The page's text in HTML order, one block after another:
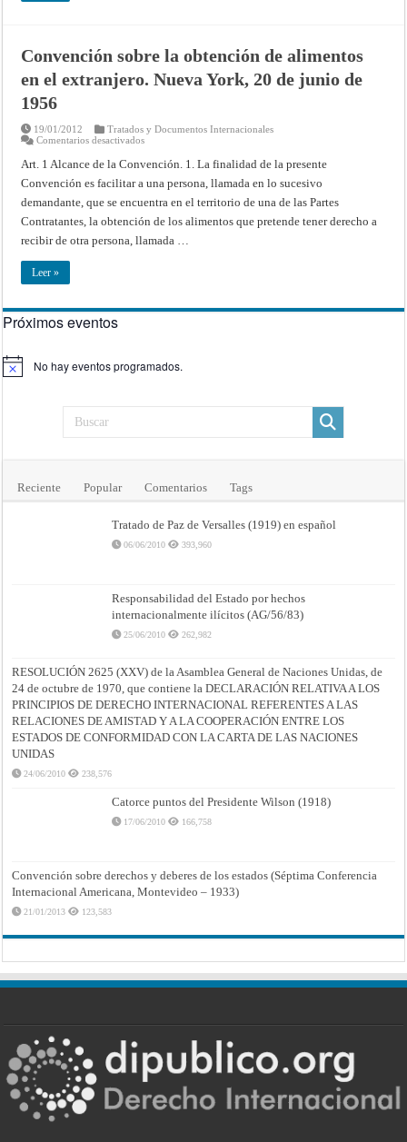
Convención sobre la obtención de alimentos
en el extranjero. Nueva York, 20 de junio de
1956
19/01/2012
Tratados y Documentos Internacionales
Comentarios desactivadosen
sobre
la
obtención
alimentos
el
extranjero.
Nueva
1956
Art. 1 Alcance de la Convención. 1. La finalidad de la presente
Convención es facilitar a una persona, llamada en lo sucesivo
demandante, que se encuentra en el territorio de una de las Partes
Contratantes, la obtención de los alimentos que pretende tener derecho a
recibir de otra persona, llamada …
Leer »
Próximos eventos
Aviso No hay eventos programados.
Reciente Popular Comentarios Tags
Tratado de Paz de Versalles (1919) en español
06/06/2010 393,960
Responsabilidad del Estado por hechos
internacionalmente ilícitos (AG/56/83)
25/06/2010 262,982
RESOLUCIÓN 2625 (XXV) de la Asamblea General de Naciones Unidas, de
24 de octubre de 1970, que contiene la DECLARACIÓN RELATIVA A LOS
PRINCIPIOS DE DERECHO INTERNACIONAL REFERENTES A LAS
RELACIONES DE AMISTAD Y A LA COOPERACIÓN ENTRE LOS
ESTADOS DE CONFORMIDAD CON LA CARTA DE LAS NACIONES
UNIDAS
24/06/2010 238,576
Catorce puntos del Presidente Wilson (1918)
17/06/2010 166,758
Convención sobre derechos y deberes de los estados (Séptima Conferencia
Internacional Americana, Montevideo – 1933)
21/01/2013 123,583